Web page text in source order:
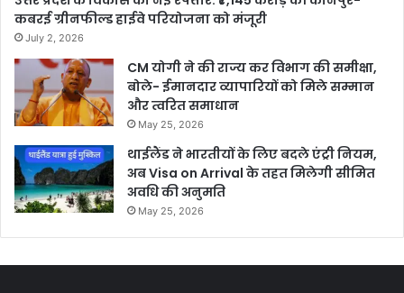
कबरई ग्रीनफील्ड हाईवे परियोजना को मंजूरी
July 2, 2026
CM योगी ने की राज्य कर विभाग की समीक्षा,
बोले- ईमानदार व्यापारियों को मिले सम्मान
और त्वरित समाधान
May 25, 2026
थाईलैंड ने भारतीयों के लिए बदले एंट्री नियम,
अब Visa on Arrival के तहत मिलेगी सीमित
अवधि की अनुमति
May 25, 2026